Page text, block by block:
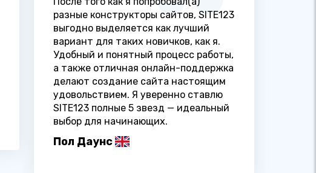
разные конструкторы сайтов, SITE123
выгодно выделяется как лучший
вариант для таких новичков, как я.
Удобный и понятный процесс работы,
а также отличная онлайн-поддержка
делают создание сайта настоящим
удовольствием. Я уверенно ставлю
SITE123 полные 5 звезд — идеальный
выбор для начинающих.
Пол Даунс